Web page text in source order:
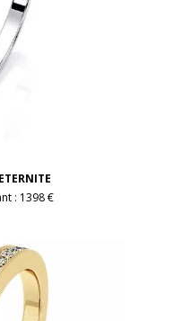
: 1398 €